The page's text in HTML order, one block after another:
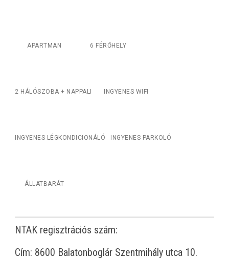
APARTMAN 6 FÉRŐHELY
2 HÁLÓSZOBA + NAPPALI INGYENES WIFI
INGYENES LÉGKONDICIONÁLÓ INGYENES PARKOLÓ
ÁLLATBARÁT
NTAK regisztrációs szám:
Cím: 8600 Balatonboglár Szentmihály utca 10.